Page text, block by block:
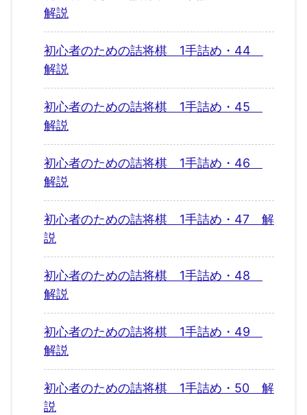
解説
初心者のための詰将棋 1手詰め・44
解説
初心者のための詰将棋 1手詰め・45
解説
初心者のための詰将棋 1手詰め・46
解説
初心者のための詰将棋 1手詰め・47 解
説
初心者のための詰将棋 1手詰め・48
解説
初心者のための詰将棋 1手詰め・49
解説
初心者のための詰将棋 1手詰め・50 解
説